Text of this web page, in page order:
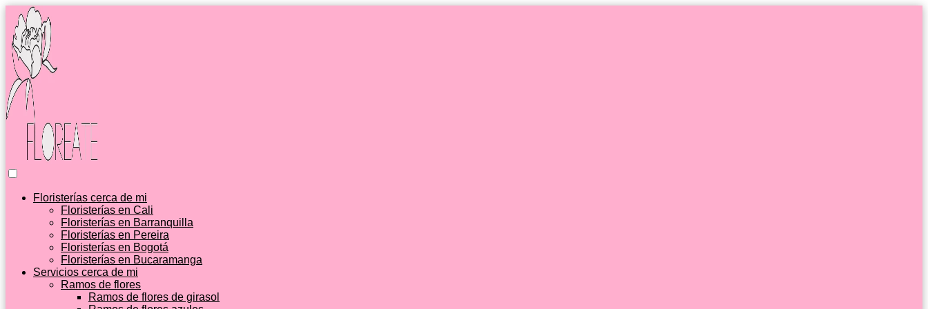
Floristerías cerca de mi
Floristerías en Cali
Floristerías en Barranquilla
Floristerías en Pereira
Floristerías en Bogotá
Floristerías en Bucaramanga
Servicios cerca de mi
Ramos de flores
Ramos de flores de girasol